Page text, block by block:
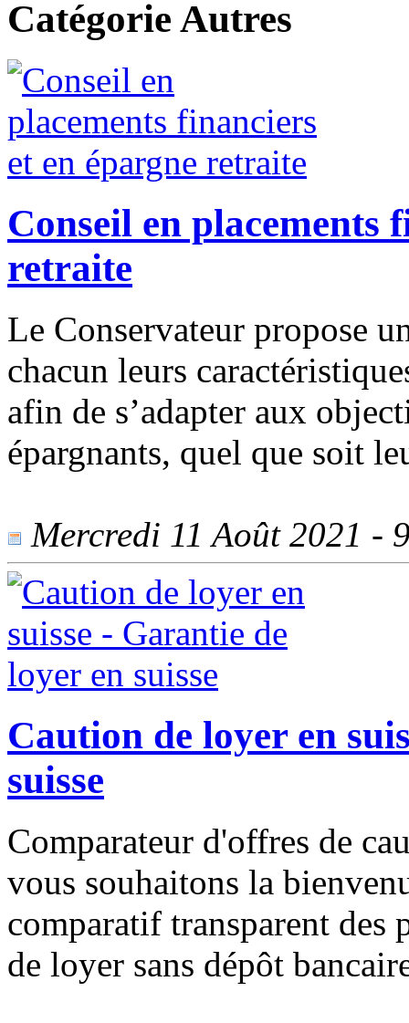
Catégorie Autres
Conseil en placements
retraite
Le Conservateur propose
chacun leurs
afin de s’adapter aux
épargnants, quel que soit
Mercredi 11 Août 2021 -
Caution de loyer en
suisse
Comparateur d'offres de
vous souhaitons la
comparatif transparent des
de loyer sans dépôt